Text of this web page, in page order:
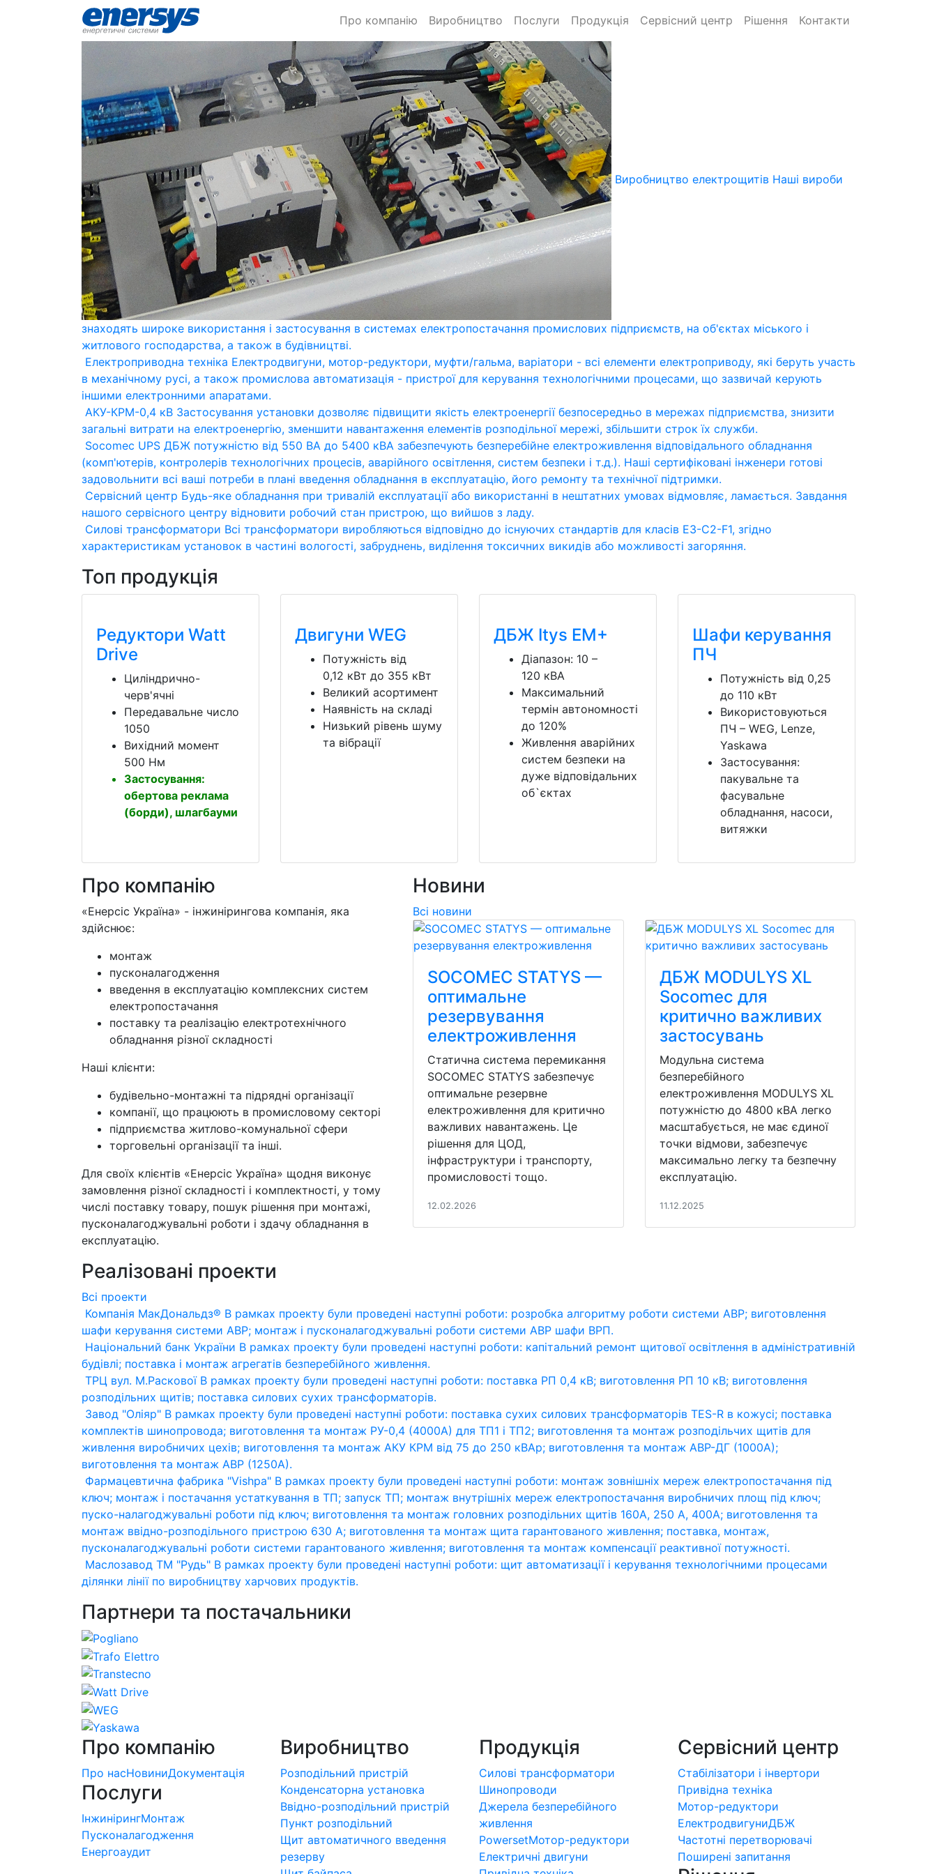
Про компанію Виробництво Послуги Продукція Сервісний центр Рішення Контакти
Виробництво електрощитів Наші вироби
знаходять широке використання і застосування в системах електропостачання промислових підприємств, на об'єктах міського і
житлового господарства, а також в будівництві.
Електроприводна техніка Електродвигуни, мотор-редуктори, муфти/гальма, варіатори - всі елементи електроприводу, які беруть участь
в механічному русі, а також промислова автоматизація - пристрої для керування технологічними процесами, що зазвичай керують
іншими електронними апаратами.
АКУ-КРМ-0,4 кВ Застосування установки дозволяє підвищити якість електроенергії безпосередньо в мережах підприємства, знизити
загальні витрати на електроенергію, зменшити навантаження елементів розподільної мережі, збільшити строк їх служби.
Socomec UPS ДБЖ потужністю від 550 ВА до 5400 кВА забезпечують безперебійне електроживлення відповідального обладнання
(комп'ютерів, контролерів технологічних процесів, аварійного освітлення, систем безпеки і т.д.). Наші сертифіковані інженери готові
задовольнити всі ваші потреби в плані введення обладнання в експлуатацію, його ремонту та технічної підтримки.
Сервісний центр Будь-яке обладнання при тривалій експлуатації або використанні в нештатних умовах відмовляє, ламається. Завдання
нашого сервісного центру відновити робочий стан пристрою, що вийшов з ладу.
Cилові трансформатори Всі трансформатори виробляються відповідно до існуючих стандартів для класів E3-C2-F1, згідно
характеристикам установок в частині вологості, забруднень, виділення токсичних викидів або можливості загоряння.
Топ продукція
Редуктори Watt
Drive
Циліндрично-
черв'ячні
Передавальне число
1050
Вихідний момент
500 Нм
Застосування:
обертова реклама
(борди), шлагбауми
Двигуни WEG
Потужність від
0,12 кВт до 355 кВт
Великий асортимент
Наявність на складі
Низький рівень шуму
та вібрації
ДБЖ Itys EM+
Діапазон: 10 –
120 кВА
Максимальний
термін автономності
до 120%
Живлення аварійних
систем безпеки на
дуже відповідальних
об`єктах
Шафи керування
ПЧ
Потужність від 0,25
до 110 кВт
Використовуються
ПЧ – WEG, Lenze,
Yaskawa
Застосування:
пакувальне та
фасувальне
обладнання, насоси,
витяжки
Про компанію
«Енерсіс Україна» - інжинірингова компанія, яка
здійснює:
монтаж
пусконалагодження
введення в експлуатацію комплексних систем
електропостачання
поставку та реалізацію електротехнічного
обладнання різної складності
Наші клієнти:
будівельно-монтажні та підрядні організації
компанії, що працюють в промисловому секторі
підприємства житлово-комунальної сфери
торговельні організації та інші.
Для своїх клієнтів «Енерсіс Україна» щодня виконує
замовлення різної складності і комплектності, у тому
числі поставку товару, пошук рішення при монтажі,
пусконалагоджувальні роботи і здачу обладнання в
експлуатацію.
Новини
Всі новини
SOCOMEC STATYS —
оптимальне
резервування
електроживлення
Статична система перемикання
SOCOMEC STATYS забезпечує
оптимальне резервне
електроживлення для критично
важливих навантажень. Це
рішення для ЦОД,
інфраструктури і транспорту,
промисловості тощо.
12.02.2026
ДБЖ MODULYS XL
Socomec для
критично важливих
застосувань
Модульна система
безперебійного
електроживлення MODULYS XL
потужністю до 4800 кВА легко
масштабується, не має єдиної
точки відмови, забезпечує
максимально легку та безпечну
експлуатацію.
11.12.2025
Реалізовані проекти
Всі проекти
Компанія МакДональдз® В рамках проекту були проведені наступні роботи: розробка алгоритму роботи системи АВР; виготовлення
шафи керування системи АВР; монтаж і пусконалагоджувальні роботи системи АВР шафи ВРП.
Національний банк України В рамках проекту були проведені наступні роботи: капітальний ремонт щитової освітлення в адміністративній
будівлі; поставка і монтаж агрегатів безперебійного живлення.
ТРЦ вул. М.Раскової В рамках проекту були проведені наступні роботи: поставка РП 0,4 кВ; виготовлення РП 10 кВ; виготовлення
розподільних щитів; поставка силових сухих трансформаторів.
Завод "Оліяр" В рамках проекту були проведені наступні роботи: поставка сухих силових трансформаторів TES-R в кожусі; поставка
комплектів шинопровода; виготовлення та монтаж РУ-0,4 (4000А) для ТП1 і ТП2; виготовлення та монтаж розподільчих щитів для
живлення виробничих цехів; виготовлення та монтаж АКУ КРМ від 75 до 250 кВАр; виготовлення та монтаж АВР-ДГ (1000А);
виготовлення та монтаж АВР (1250А).
Фармацевтична фабрика "Vishpa" В рамках проекту були проведені наступні роботи: монтаж зовнішніх мереж електропостачання під
ключ; монтаж і постачання устаткування в ТП; запуск ТП; монтаж внутрішніх мереж електропостачання виробничих площ під ключ;
пуско-налагоджувальні роботи під ключ; виготовлення та монтаж головних розподільних щитів 160А, 250 А, 400А; виготовлення та
монтаж ввідно-розподільного пристрою 630 А; виготовлення та монтаж щита гарантованого живлення; поставка, монтаж,
пусконалагоджувальні роботи системи гарантованого живлення; виготовлення та монтаж компенсації реактивної потужності.
Маслозавод ТМ "Рудь" В рамках проекту були проведені наступні роботи: щит автоматизації і керування технологічними процесами
ділянки лінії по виробництву харчових продуктів.
Партнери та постачальники
Про компанію
Про насНовиниДокументація
Послуги
ІнжинірингМонтаж
Пусконалагодження
Енергоаудит
Виробництво
Розподільний пристрій
Конденсаторна установка
Ввідно-розподільний пристрій
Пункт розподільний
Щит автоматичного введення
резерву
Продукція
Силові трансформатори
Шинопроводи
Джерела безперебійного
живлення
PowersetМотор-редуктори
Електричні двигуни
Сервісний центр
Стабілізатори і інвертори
Привідна техніка
Мотор-редуктори
ЕлектродвигуниДБЖ
Частотні перетворювачі
Поширені запитання